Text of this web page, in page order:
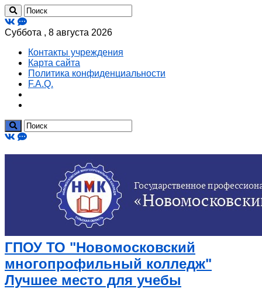
Суббота , 8 августа 2026
Контакты учреждения
Карта сайта
Политика конфиденциальности
F.A.Q.
ГПОУ ТО "Новомосковский
многопрофильный колледж"
Лучшее место для учебы